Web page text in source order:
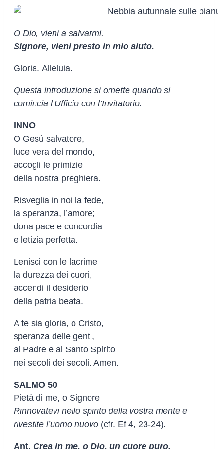
O Dio, vieni a salvarmi.
Signore, vieni presto in mio aiuto.
Gloria. Alleluia.
Questa introduzione si omette quando si
comincia l’Ufficio con l’Invitatorio.
INNO
O Gesù salvatore,
luce vera del mondo,
accogli le primizie
della nostra preghiera.
Risveglia in noi la fede,
la speranza, l’amore;
dona pace e concordia
e letizia perfetta.
Lenisci con le lacrime
la durezza dei cuori,
accendi il desiderio
della patria beata.
A te sia gloria, o Cristo,
speranza delle genti,
al Padre e al Santo Spirito
nei secoli dei secoli. Amen.
SALMO 50
Pietà di me, o Signore
Rinnovatevi nello spirito della vostra mente e
rivestite l’uomo nuovo (cfr. Ef 4, 23-24).
Ant. Crea in me, o Dio, un cuore puro,